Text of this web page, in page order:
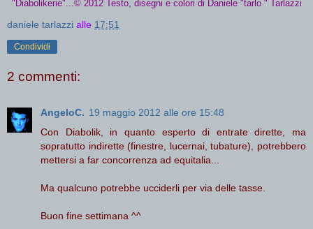
"Diabolikerie"...© 2012 Testo, disegni e colori di Daniele "tarlo " Tarlazzi
daniele tarlazzi alle 17:51
Condividi
2 commenti:
AngeloC. 19 maggio 2012 alle ore 15:48
Con Diabolik, in quanto esperto di entrate dirette, ma
sopratutto indirette (finestre, lucernai, tubature), potrebbero
mettersi a far concorrenza ad equitalia...
Ma qualcuno potrebbe ucciderli per via delle tasse.
Buon fine settimana ^^